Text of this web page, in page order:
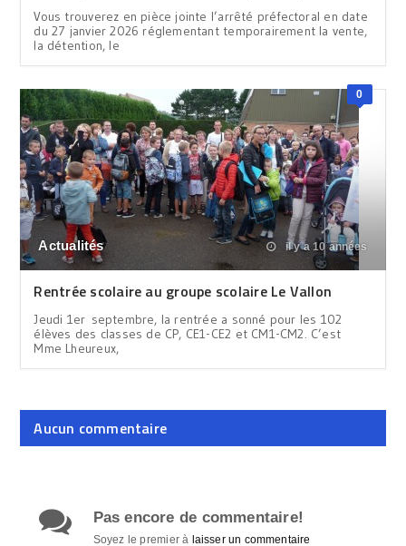
Vous trouverez en pièce jointe l’arrêté préfectoral en date
du 27 janvier 2026 réglementant temporairement la vente,
la détention, le
0
Actualités il y a 10 années
Rentrée scolaire au groupe scolaire Le Vallon
Jeudi 1er septembre, la rentrée a sonné pour les 102
élèves des classes de CP, CE1-CE2 et CM1-CM2. C’est
Mme Lheureux,
Aucun commentaire
Pas encore de commentaire!
Soyez le premier à laisser un commentaire